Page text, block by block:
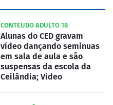
CONTEUDO ADULTO 18
Alunas do CED gravam
vídeo dançando seminuas
em sala de aula e são
suspensas da escola da
Ceilândia; Video